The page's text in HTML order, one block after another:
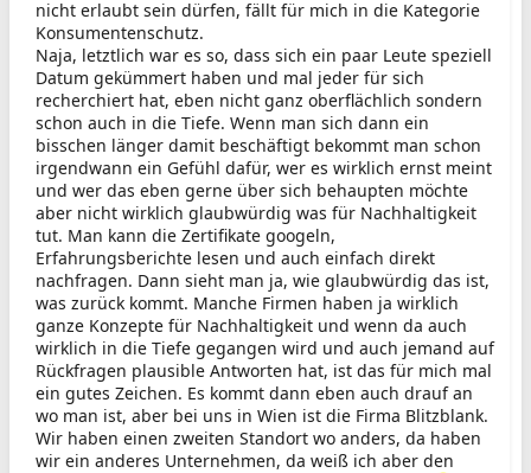
nicht erlaubt sein dürfen, fällt für mich in die Kategorie
Konsumentenschutz.
Naja, letztlich war es so, dass sich ein paar Leute speziell
Datum gekümmert haben und mal jeder für sich
recherchiert hat, eben nicht ganz oberflächlich sondern
schon auch in die Tiefe. Wenn man sich dann ein
bisschen länger damit beschäftigt bekommt man schon
irgendwann ein Gefühl dafür, wer es wirklich ernst meint
und wer das eben gerne über sich behaupten möchte
aber nicht wirklich glaubwürdig was für Nachhaltigkeit
tut. Man kann die Zertifikate googeln,
Erfahrungsberichte lesen und auch einfach direkt
nachfragen. Dann sieht man ja, wie glaubwürdig das ist,
was zurück kommt. Manche Firmen haben ja wirklich
ganze Konzepte für Nachhaltigkeit und wenn da auch
wirklich in die Tiefe gegangen wird und auch jemand auf
Rückfragen plausible Antworten hat, ist das für mich mal
ein gutes Zeichen. Es kommt dann eben auch drauf an
wo man ist, aber bei uns in Wien ist die Firma Blitzblank.
Wir haben einen zweiten Standort wo anders, da haben
wir ein anderes Unternehmen, da weiß ich aber den